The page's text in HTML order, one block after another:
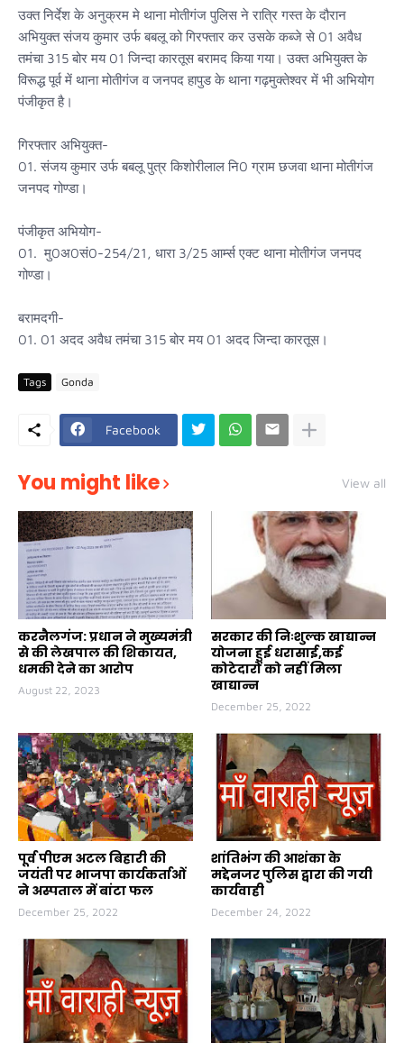
उक्त निर्देश के अनुक्रम मे थाना मोतीगंज पुलिस ने रात्रि गस्त के दौरान
अभियुक्त संजय कुमार उर्फ बबलू को गिरफ्तार कर उसके कब्जे से 01 अवैध
तमंचा 315 बोर मय 01 जिन्दा कारतूस बरामद किया गया। उक्त अभियुक्त के
विरूद्ध पूर्व में थाना मोतीगंज व जनपद हापुड के थाना गढ़मुक्तेश्वर में भी अभियोग
पंजीकृत है।
गिरफ्तार अभियुक्त-
01. संजय कुमार उर्फ बबलू पुत्र किशोरीलाल नि0 ग्राम छजवा थाना मोतीगंज
जनपद गोण्डा।
पंजीकृत अभियोग-
01. मु0अ0सं0-254/21, धारा 3/25 आर्म्स एक्ट थाना मोतीगंज जनपद
गोण्डा।
बरामदगी-
01. 01 अदद अवैध तमंचा 315 बोर मय 01 अदद जिन्दा कारतूस।
Tags Gonda
Facebook
You might like View all
करनैलगंज: प्रधान ने मुख्यमंत्री
से की लेखपाल की शिकायत,
धमकी देने का आरोप
August 22, 2023
सरकार की निःशुल्क खाद्यान्न
योजना हुई धरासाई,कई
कोटेदारों को नहीं मिला
खाद्यान्न
December 25, 2022
पूर्व पीएम अटल बिहारी की
जयंती पर भाजपा कार्यकर्ताओं
ने अस्पताल में बांटा फल
December 25, 2022
शांतिभंग की आशंका के
मद्देनजर पुलिस द्वारा की गयी
कार्यवाही
December 24, 2022